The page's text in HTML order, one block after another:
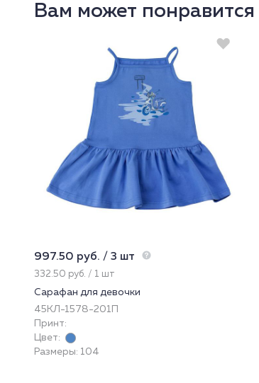
Вам может понравится
997.50 руб. / 3 шт
332.50 руб. / 1 шт
Сарафан для девочки
45КЛ-1578-201П
Принт:
Цвет:
Размеры: 104